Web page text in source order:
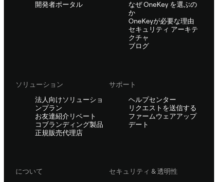
開発者ポータル
なぜ OneKey を選ぶの
か
OneKeyが必要な理由
セキュリティ アーキテ
クチャ
ブログ
ソリューション
法人向けソリューショ
ンプラン
お友達紹介リベート
コブランディング製品
正規販売代理店
サポート
ヘルプセンター
リクエストを送信する
ファームウェアアップ
デート
について
セキュリティ & 透明性